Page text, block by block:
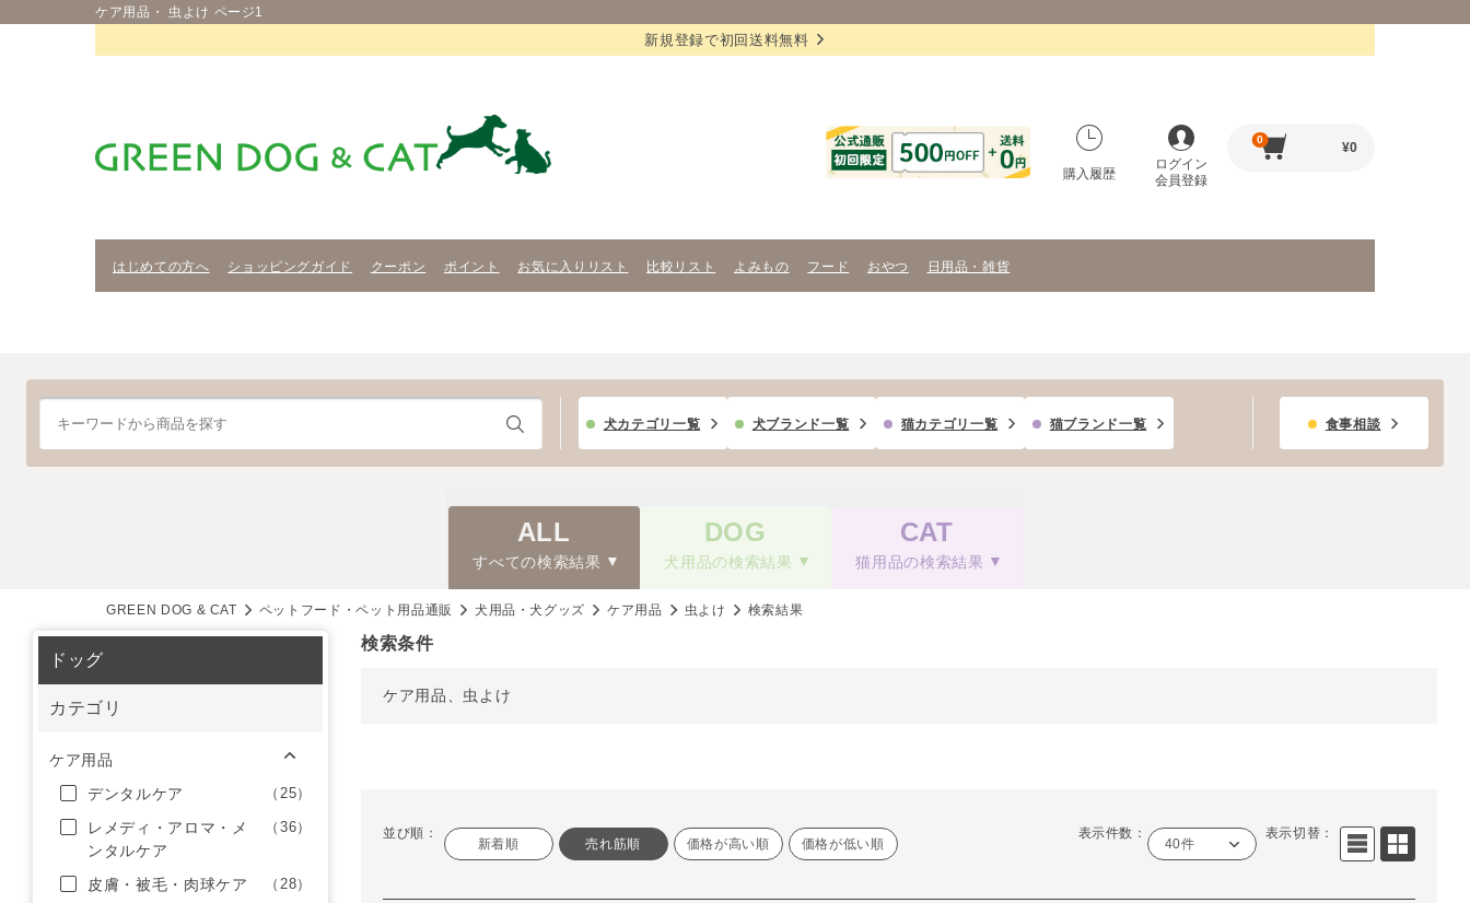
ケア用品・ 虫よけ ページ1
新規登録で初回送料無料
購入履歴
ログイン
会員登録
0
¥0
はじめての方へ ショッピングガイド クーポン ポイント お気に入りリスト 比較リスト よみもの フード おやつ 日用品・雑貨
犬カテゴリ一覧 犬ブランド一覧 猫カテゴリ一覧 猫ブランド一覧 食事相談
ALL
すべての検索結果
DOG
犬用品の検索結果
CAT
猫用品の検索結果
GREEN DOG & CAT ペットフード・ペット用品通販 犬用品・犬グッズ ケア用品 虫よけ 検索結果
検索条件
ケア用品、虫よけ
並び順：
新着順 売れ筋順 価格が高い順 価格が低い順
表示件数：
40件
表示切替：
ドッグ
カテゴリ
ケア用品
デンタルケア
（25）
レメディ・アロマ・メ
ンタルケア
（36）
皮膚・被毛・肉球ケア （28）